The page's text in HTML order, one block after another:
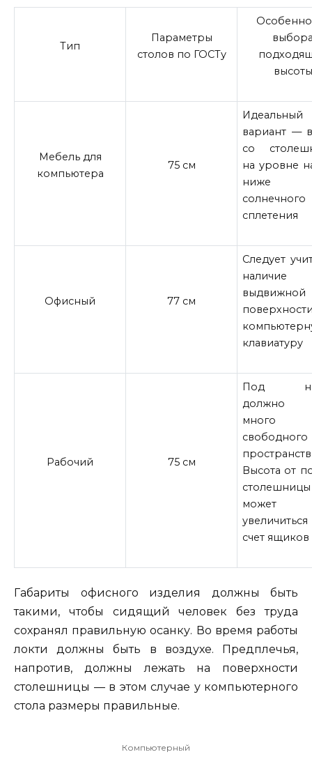
Тип
Параметры
столов по ГОСТу
высоты
Мебель для
компьютера
75 см
Идеальный
вариант —
со
на уровне
ниже
солнечного
сплетения
Офисный 77 см
Следует
наличие
выдвижной
клавиатуру
Рабочий 75 см
Под
должно
много
свободного
Высота от
столешницы
может
счет ящиков
Габариты офисного изделия должны быть
такими, чтобы сидящий человек без труда
сохранял правильную осанку. Во время работы
локти должны быть в воздухе. Предплечья,
напротив, должны лежать на поверхности
столешницы — в этом случае у компьютерного
стола размеры правильные.
Компьютерный